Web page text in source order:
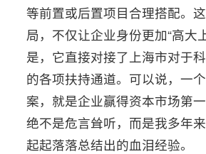
等前置或后置项目合理搭配。
局，不仅让企业身份更加“高大
是，它直接对接了上海市对于
的各项扶持通道。可以说，一
案，就是企业赢得资本市场第
绝不是危言耸听，而是我多年
起起落落总结出的血泪经验。